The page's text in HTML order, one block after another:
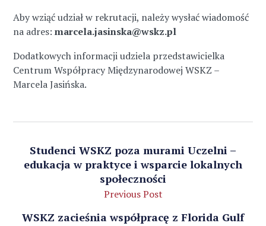
Aby wziąć udział w rekrutacji, należy wysłać wiadomość
na adres:marcela.jasinska@wskz.pl
Dodatkowych informacji udziela przedstawicielka
Centrum Współpracy Międzynarodowej WSKZ –
Marcela Jasińska.
Studenci WSKZ poza murami Uczelni –
edukacja w praktyce i wsparcie lokalnych
społeczności
Previous Post
WSKZ zacieśnia współpracę z Florida Gulf